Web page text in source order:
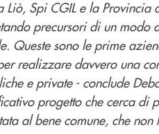
Liò, Spi CGIL e la Provincia
precursori di un modo
Queste sono le prime
realizzare davvero una
e private - conclude
progetto che cerca di
al bene comune, che